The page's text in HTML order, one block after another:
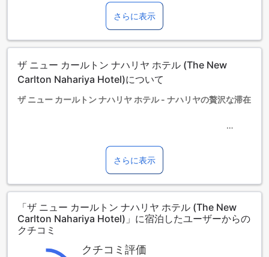
0～18歳までのお子さま
添い寝の場合は宿泊無料です。
エキストラベッドの追加可否は、ルームタイプにより異なり
ます。各ルームタイプ欄の記載をお確かめください。ルーム
ていない場合は、エキストラベッドの追加はできません。
【ご注意】6部屋以上をご予約の場合は、異なるご予約条件や
さらに表示
ザ ニュー カールトン ナハリヤ ホテル (The New
Carlton Nahariya Hotel)について
ザ ニュー カールトン ナハリヤ ホテル - ナハリヤの贅沢な滞在
リヤに位置する贅沢なホテルです。このホテルは、190室の客
室を提供しており、快適な滞在をお約束します。チェックア
ウトは午前11時まで可能であり、チェックインは午後3時から
利用できます。また、このホテルでは、0歳から18歳までのお
子様を無料でご宿泊いただけますので、ご家族連れにも最適
です。ザ ニュー カールトン ナハリヤ ホテルでの滞在は、贅
沢で快適な体験を提供します。
至福の娯楽施設を満喫するザ ニュー カールトン ナハリヤ ホテ
さらに表示
「ザ ニュー カールトン ナハリヤ ホテル (The New
Carlton Nahariya Hotel)」に宿泊したユーザーからの
クチコミ
クチコミ評価